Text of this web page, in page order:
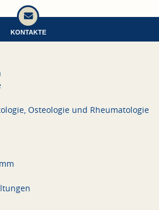
KONTAKTE
Osteologie und Rheumatologie